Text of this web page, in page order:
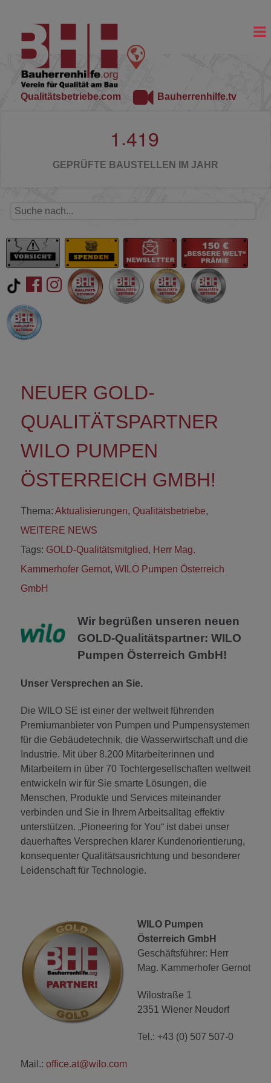
Qualitätsbetriebe.com Bauherrenhilfe.tv
1 .419
GEPRÜFTE BAUSTELLEN IM JAHR
NEUER GOLD-
QUALITÄTSPARTNER
WILO PUMPEN
ÖSTERREICH GMBH!
Thema: Aktualisierungen, Qualitätsbetriebe,
WEITERE NEWS
Tags: GOLD-Qualitätsmitglied, Herr Mag.
Kammerhofer Gernot, WILO Pumpen Österreich
GmbH
Wir begrüßen unseren neuen
GOLD-Qualitätspartner: WILO
Pumpen Österreich GmbH!
Unser Versprechen an Sie.
Die WILO SE ist einer der weltweit führenden
Premiumanbieter von Pumpen und Pumpensystemen
für die Gebäudetechnik, die Wasserwirtschaft und die
Industrie. Mit über 8.200 Mitarbeiterinnen und
Mitarbeitern in über 70 Tochtergesellschaften weltweit
entwickeln wir für Sie smarte Lösungen, die
Menschen, Produkte und Services miteinander
verbinden und Sie in Ihrem Arbeitsalltag effektiv
unterstützen. „Pioneering for You“ ist dabei unser
dauerhaftes Versprechen klarer Kundenorientierung,
konsequenter Qualitätsausrichtung und besonderer
Leidenschaft für Technologie.
WILO Pumpen
Österreich GmbH
Geschäftsführer: Herr
Mag. Kammerhofer Gernot
Wilostraße 1
2351 Wiener Neudorf
Tel.: +43 (0) 507 507-0
Mail.: office.at@wilo.com